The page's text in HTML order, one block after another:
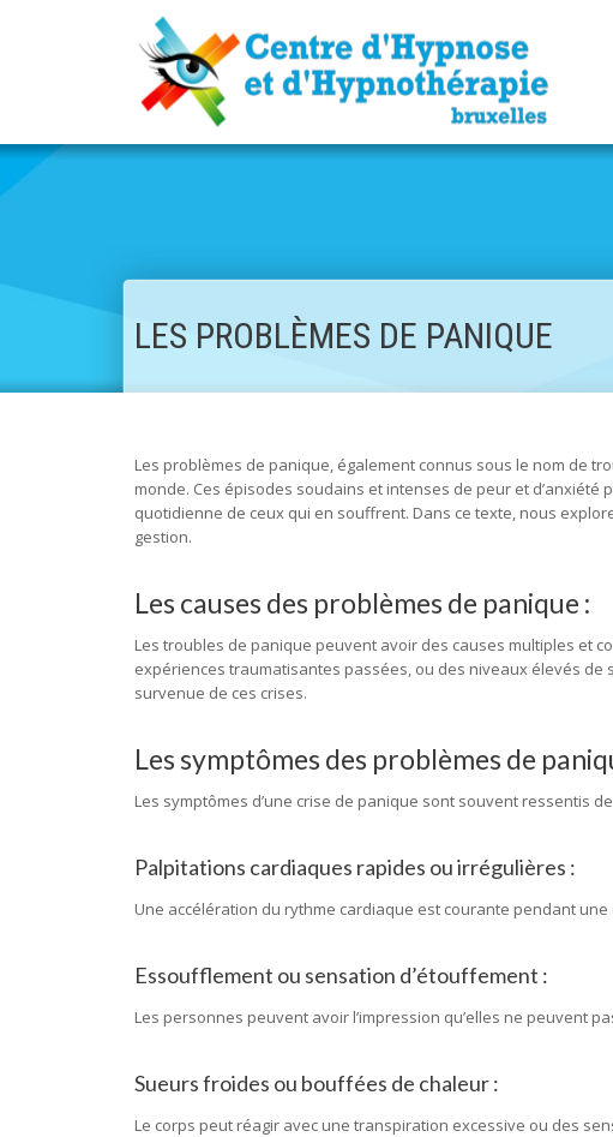
LES PROBLÈMES DE PANIQUE
Les problèmes de panique, également connus sous le nom de
monde. Ces épisodes soudains et intenses de peur et
quotidienne de ceux qui en souffrent. Dans ce texte, nous
gestion.
Les causes des problèmes de panique :
Les troubles de panique peuvent avoir des causes multiples et
expériences traumatisantes passées, ou des niveaux élevés de
survenue de ces crises.
Les symptômes des problèmes de
Les symptômes d’une crise de panique sont souvent ressentis
Palpitations cardiaques rapides ou irrégulières :
Une accélération du rythme cardiaque est courante pendant
Essoufflement ou sensation d’étouffement :
Les personnes peuvent avoir l’impression qu’elles ne peuvent
Sueurs froides ou bouffées de chaleur :
Le corps peut réagir avec une transpiration excessive ou des